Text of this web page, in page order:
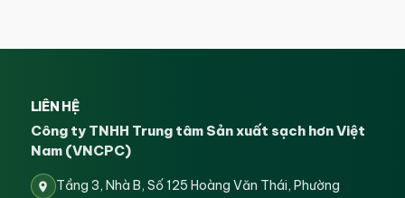
LIÊN HỆ
Công ty TNHH Trung tâm Sản xuất sạch hơn Việt
Nam (VNCPC)
Tầng 3, Nhà B, Số 125 Hoàng Văn Thái, Phường